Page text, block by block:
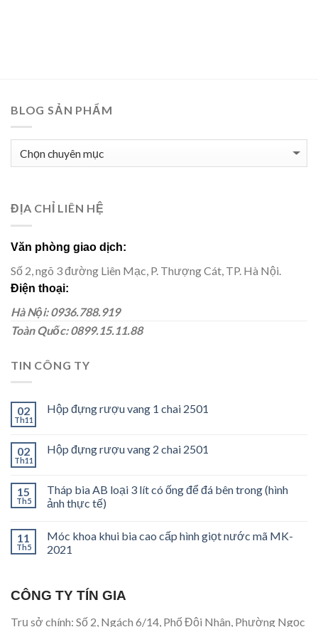
BLOG SẢN PHẨM
BLOG
SẢN
ĐỊA CHỈ LIÊN HỆ
Văn phòng giao dịch:
Số 2, ngõ 3 đường Liên Mạc, P. Thượng Cát, TP. Hà Nội.
Điện thoại:
Hà Nội: 0936.788.919
Toàn Quốc: 0899.15.11.88
TIN CÔNG TY
02
Th11
Hộp đựng rượu vang 1 chai 2501
02
Th11
Hộp đựng rượu vang 2 chai 2501
15
Th5
Tháp bia AB loại 3 lít có ống để đá bên trong (hình
ảnh thực tế)
11
Th5
Móc khoa khui bia cao cấp hình giọt nước mã MK-
2021
CÔNG TY TÍN GIA
Trụ sở chính: Số 2, Ngách 6/14, Phố Đội Nhân, Phường Ngọc